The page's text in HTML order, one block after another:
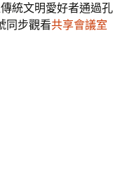
統文明愛好者通過孔
同步觀看共享會議室